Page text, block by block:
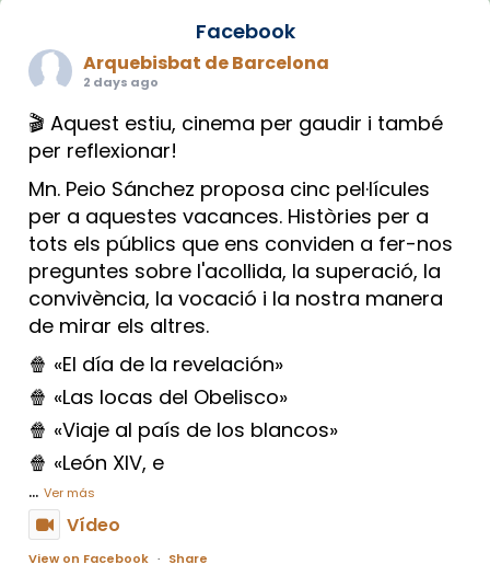
Facebook
Arquebisbat de Barcelona
2 days ago
🎬 Aquest estiu, cinema per gaudir i també
per reflexionar!
Mn. Peio Sánchez proposa cinc pel·lícules
per a aquestes vacances. Històries per a
tots els públics que ens conviden a fer-nos
preguntes sobre l'acollida, la superació, la
convivència, la vocació i la nostra manera
de mirar els altres.
🍿 «El día de la revelación»
🍿 «Las locas del Obelisco»
🍿 «Viaje al país de los blancos»
🍿 «León XIV, e
... Ver más
Vídeo
View on Facebook · Share